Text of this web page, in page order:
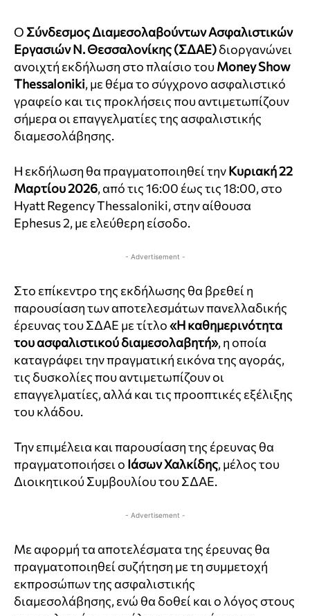
ΟΣύνδεσμος Διαμεσολαβούντων Ασφαλιστικών
Εργασιών Ν. Θεσσαλονίκης (ΣΔΑΕ)διοργανώνει
ανοιχτή εκδήλωση στο πλαίσιο τουMoney Show
Thessaloniki, με θέμα το σύγχρονο ασφαλιστικό
γραφείο και τις προκλήσεις που αντιμετωπίζουν
σήμερα οι επαγγελματίες της ασφαλιστικής
διαμεσολάβησης.
Η εκδήλωση θα πραγματοποιηθεί τηνΚυριακή 22
Μαρτίου 2026, από τις 16:00 έως τις 18:00, στο
Hyatt Regency Thessaloniki, στην αίθουσα
Ephesus 2, με ελεύθερη είσοδο.
- Advertisement -
Στο επίκεντρο της εκδήλωσης θα βρεθεί η
παρουσίαση των αποτελεσμάτων πανελλαδικής
έρευνας του ΣΔΑΕ με τίτλο«Η καθημερινότητα
του ασφαλιστικού διαμεσολαβητή», η οποία
καταγράφει την πραγματική εικόνα της αγοράς,
τις δυσκολίες που αντιμετωπίζουν οι
επαγγελματίες, αλλά και τις προοπτικές εξέλιξης
του κλάδου.
Την επιμέλεια και παρουσίαση της έρευνας θα
πραγματοποιήσει ο ΙάσωνΧαλκίδης, μέλος του
Διοικητικού Συμβουλίου του ΣΔΑΕ.
- Advertisement -
Με αφορμή τα αποτελέσματα της έρευνας θα
πραγματοποιηθεί συζήτηση με τη συμμετοχή
εκπροσώπων της ασφαλιστικής
διαμεσολάβησης, ενώ θα δοθεί και ο λόγος στους